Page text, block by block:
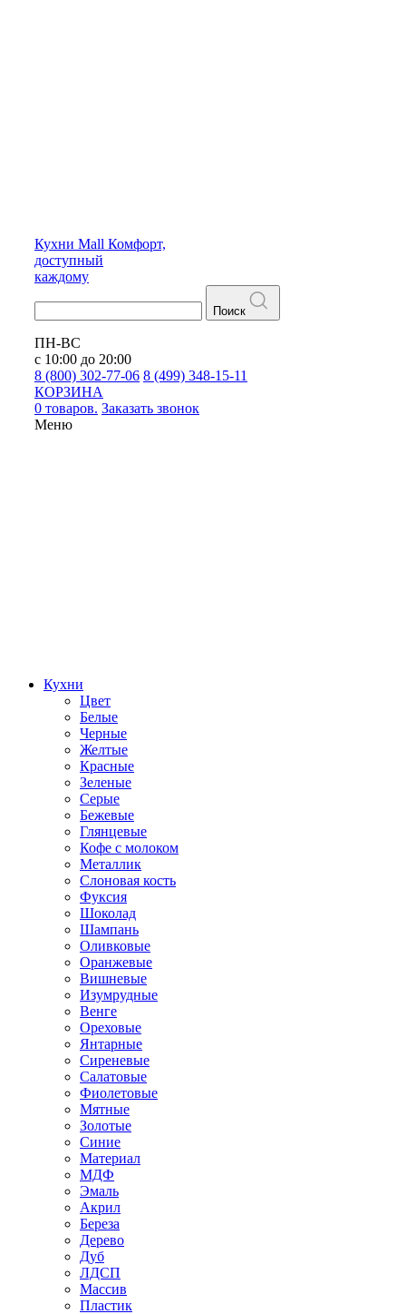
Кухни Mall Комфорт,
доступный
каждому
Поиск
ПН-ВС
с 10:00 до 20:00
8 (800) 302-77-06 8 (499) 348-15-11
КОРЗИНА
0 товаров. Заказать звонок
Меню
Кухни
Цвет
Белые
Черные
Желтые
Красные
Зеленые
Серые
Бежевые
Глянцевые
Кофе с молоком
Металлик
Слоновая кость
Фуксия
Шоколад
Шампань
Оливковые
Оранжевые
Вишневые
Изумрудные
Венге
Ореховые
Янтарные
Сиреневые
Салатовые
Фиолетовые
Мятные
Золотые
Синие
Материал
МДФ
Эмаль
Акрил
Береза
Дерево
Дуб
ЛДСП
Массив
Пластик